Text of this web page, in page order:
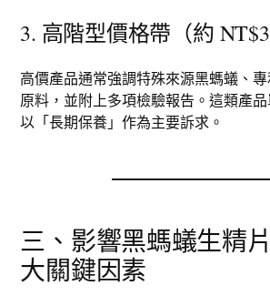
3. 高階型價格帶（約
高價產品通常強調特殊來源黑螞蟻、
原料，並附上多項檢驗報告。這類產
以「長期保養」作為主要訴求。
三、影響黑螞蟻生精
大關鍵因素